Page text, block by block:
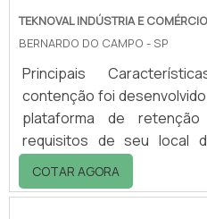
TEKNOVAL INDÚSTRIA E
BERNARDO DO CAMPO - SP
Principais
contenção foi
plataforma de
requisitos de seu local
segurança e eficiência
ambiente.É construído
COTAR AGORA